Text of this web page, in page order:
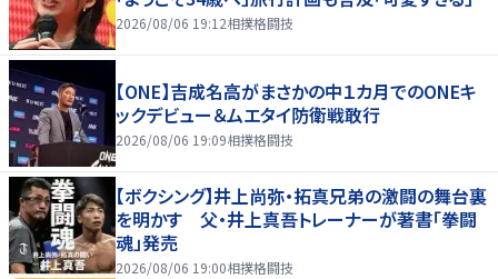
2026/08/06 19:12相撲格闘技
【ONE】吉成名高がまさかの中１カ月でのONEキ
ックデビュー＆ムエタイ防衛戦敢行
2026/08/06 19:09相撲格闘技
【ボクシング】井上尚弥・拓真兄弟の激闘の舞台裏
を明かす 父・井上真吾トレーナーが著書「拳闘
魂」発売
2026/08/06 19:00相撲格闘技